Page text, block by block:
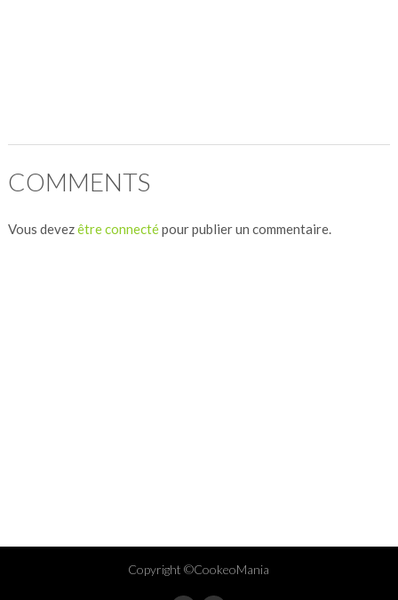
COMMENTS
Vous devezêtre connectépour publier un commentaire.
Copyright ©CookeoMania